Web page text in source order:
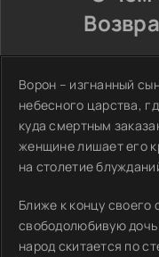
Ворон – изгнанный
небесного царства,
куда смертным
женщине лишает его
на столетие
Ближе к концу своего
свободолюбивую
народ скитается по